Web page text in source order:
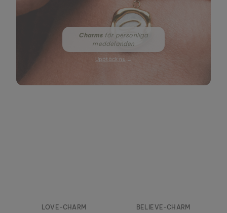
Charmsför personliga
meddelanden
Upptäck nu →
LOVE-CHARM BELIEVE-CHARM